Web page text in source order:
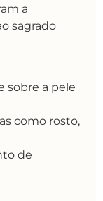
a
sagrado
sobre a pele
como rosto,
de